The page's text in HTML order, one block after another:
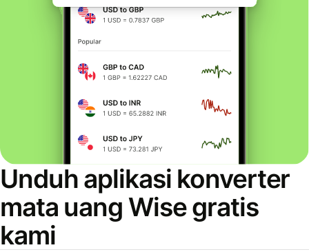
Unduh aplikasi konverter
mata uang Wise gratis
kami